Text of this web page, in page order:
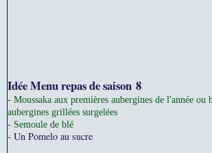
Idée Menu repas de saison 8
- Moussaka aux premières aubergines de l'année ou
aubergines grillées surgelées
- Semoule de blé
- Un Pomelo au sucre